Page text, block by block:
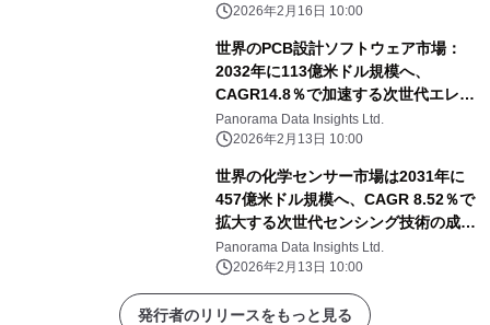
2026年2月16日 10:00
世界のPCB設計ソフトウェア市場：
2032年に113億米ドル規模へ、
CAGR14.8％で加速する次世代エレク
トロニクス設計革命
Panorama Data Insights Ltd.
2026年2月13日 10:00
世界の化学センサー市場は2031年に
457億米ドル規模へ、CAGR 8.52％で
拡大する次世代センシング技術の成長
展望
Panorama Data Insights Ltd.
2026年2月13日 10:00
発行者のリリースをもっと見る